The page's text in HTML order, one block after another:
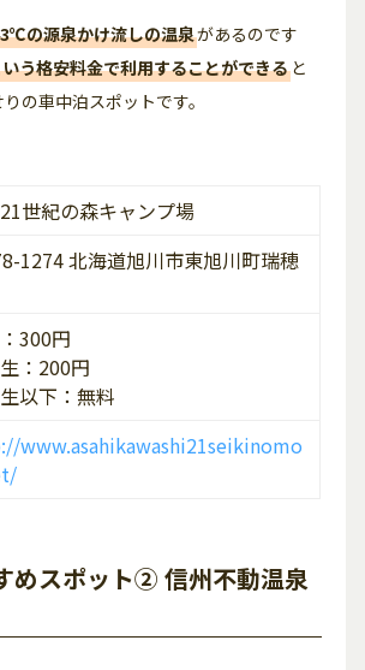
の源泉かけ流しの温泉があるのです
う格安料金で利用することができると
の車中泊スポットです。
世紀の森キャンプ場
1274 北海道旭川市東旭川町瑞穂
300円
：200円
以下：無料
www.asahikawashi21seikinomo
めスポット② 信州不動温泉